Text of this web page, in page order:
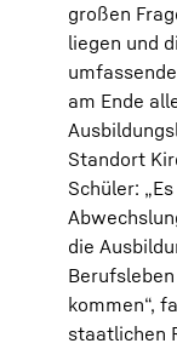
großen
liegen und
am Ende
Standort
Schüler:
die
kommen“,
staatlichen